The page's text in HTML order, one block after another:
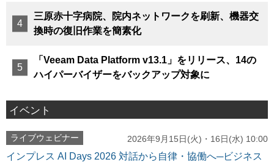
三原赤十字病院、院内ネットワークを刷新、機器交
換時の復旧作業を簡素化
「Veeam Data Platform v13.1」をリリース、14の
ハイパーバイザーをバックアップ対象に
イベント
ライブウェビナー 2026年9月15日(火)・16日(水) 10:00
インプレス AI Days 2026 対話から自律・協働へ─ビジネス